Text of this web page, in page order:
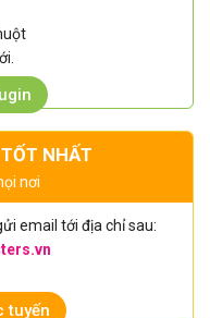
NHẤT
nơi
email tới địa chỉ sau:
tuyến